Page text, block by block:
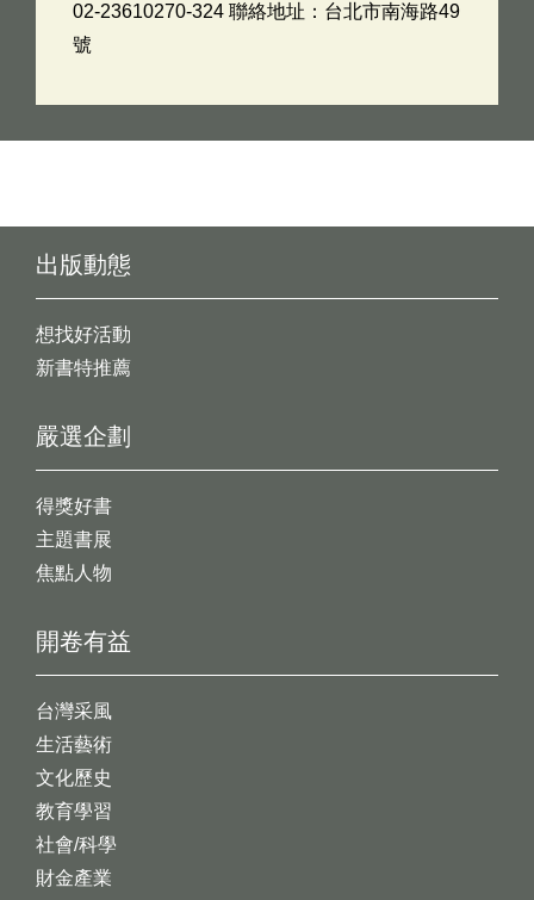
02-23610270-324 聯絡地址：台北市南海路49
號
出版動態
想找好活動
新書特推薦
開卷有益
台灣采風
生活藝術
文化歷史
教育學習
社會/科學
財金產業
嚴選企劃
得獎好書
主題書展
焦點人物